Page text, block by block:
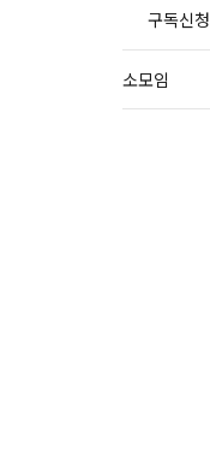
구독신청
소모임